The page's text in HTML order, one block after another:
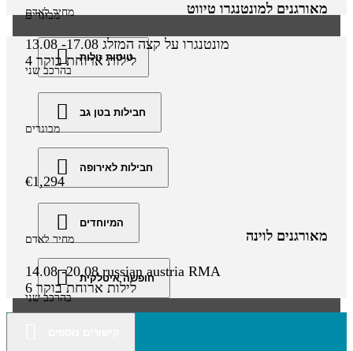
מבוגרים
מחיר לאדם
בהרכב שני
מבוגרים
מאורגנים למונטנגרו טיווט
13.08 -17.08 מונטנגרו על קצה המזלג
4 לילות ארוחת בוקר
€1,294
מחיר לאדם
בהרכב שני
מאורגנים לוינה
14.08 -20.08russian austria RMA
6 לילות ארוחת בוקר
טיסות זולות
חבילות בטן גב
חבילות לאירופה
המיוחדים
חופשה איטלקית